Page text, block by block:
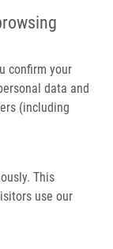
confirm your
data and
(including
This
use our
institutions
a služby